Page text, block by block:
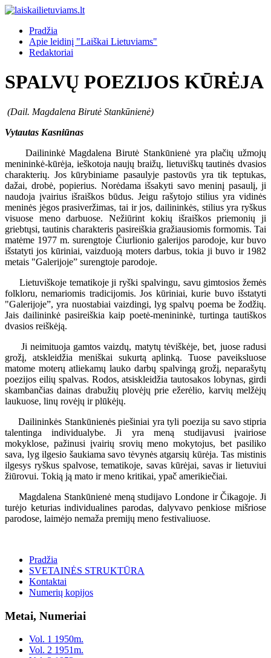
Pradžia
Apie leidinį "Laiškai Lietuviams"
Redaktoriai
SPALVŲ POEZIJOS KŪRĖJA
(Dail. Magdalena Birutė Stankūnienė)
Vytautas Kasniūnas
Dailininkė Magdalena Birutė Stankūnienė yra plačių užmojų
menininkė-kūrėja, ieškotoja naujų braižų, lietuviškų tautinės dvasios
charakterių. Jos kūrybiniame pasaulyje pastovūs yra tik teptukas,
dažai, drobė, popierius. Norėdama išsakyti savo meninį pasaulį, ji
naudoja įvairius išraiškos būdus. Jeigu rašytojo stilius yra vidinės
meninės jėgos prasiveržimas, tai ir jos, dailininkės, stilius yra ryškus
visuose meno darbuose. Nežiūrint kokių išraiškos priemonių ji
griebtųsi, tautinis charakteris pasireiškia gražiausiomis formomis. Tai
matėme 1977 m. surengtoje Čiurlionio galerijos parodoje, kur buvo
išstatyti jos kūriniai, vaizduoją moters darbus, tokia ji buvo ir 1982
metais "Galerijoje” surengtoje parodoje.
Lietuviškoje tematikoje ji ryški spalvingu, savu gimtosios žemės
folkloru, nemariomis tradicijomis. Jos kūriniai, kurie buvo išstatyti
"Galerijoje”, yra nuostabiai vaizdingi, lyg spalvų poema be žodžių.
Jais dailininkė pasireiškia kaip poetė-menininkė, turtinga tautiškos
dvasios reiškėją.
Ji neimituoja gamtos vaizdų, matytų tėviškėje, bet, juose radusi
grožį, atskleidžia meniškai sukurtą aplinką. Tuose paveiksluose
matome moterų atliekamų lauko darbų spalvingą grožį, neparašytų
poezijos eilių spalvas. Rodos, atsiskleidžia tautosakos lobynas, girdi
skambančias dainas drabužių plovėjų prie ežerėlio, karvių melžėjų
laukuose, linų rovėjų ir plūkėjų.
Dailininkės Stankūnienės piešiniai yra tyli poezija su savo stipria
talentinga individualybe. Ji yra meną studijavusi įvairiose
mokyklose, pažinusi įvairių srovių meno mokytojus, bet pasiliko
sava, lyg ilgesio šaukiama savo tėvynės atgarsių kūrėja. Tas mistinis
ilgesys ryškus spalvose, tematikoje, savas kūrėjai, savas ir lietuviui
žiūrovui. Tokią ją mato ir meno kritikai, ypač amerikiečiai.
Magdalena Stankūnienė meną studijavo Londone ir Čikagoje. Ji
turėjo keturias individualines parodas, dalyvavo penkiose mišriose
parodose, laimėjo nemaža premijų meno festivaliuose.
Pradžia
SVETAINĖS STRUKTŪRA
Kontaktai
Numerių kopijos
Metai, Numeriai
Vol. 1 1950m.
Vol. 2 1951m.